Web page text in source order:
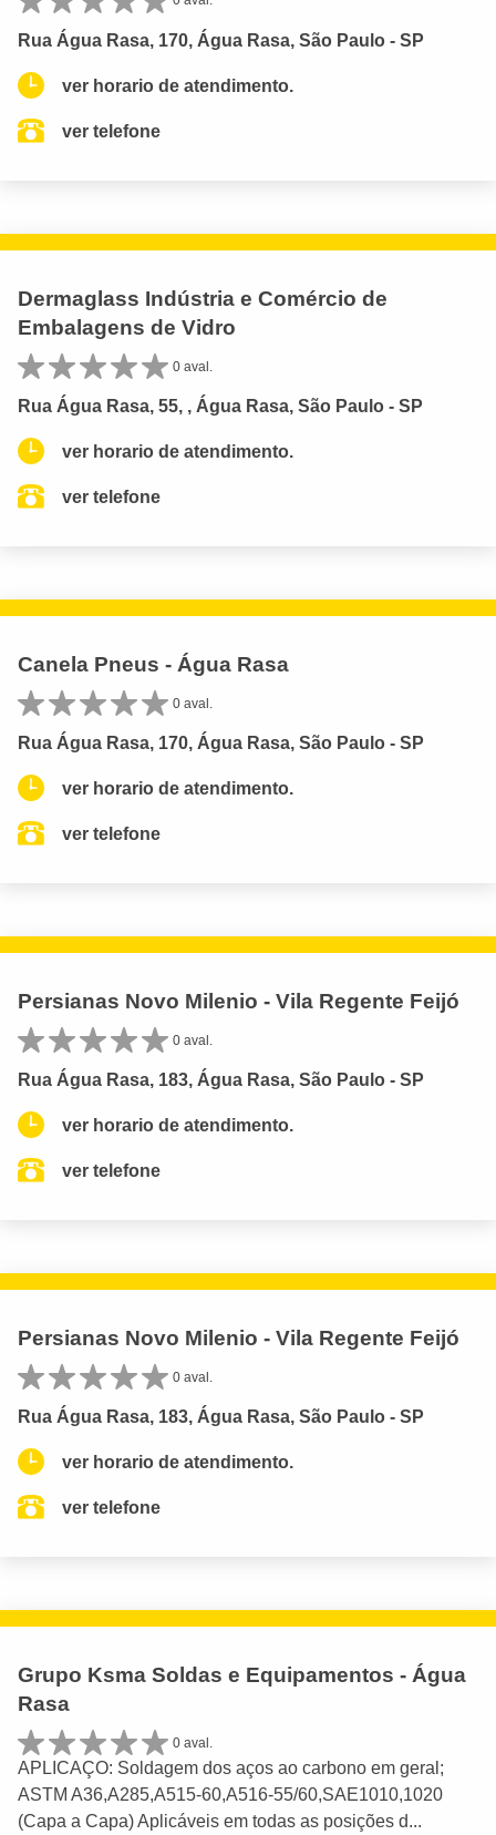
Rua Água Rasa, 170, Água Rasa, São Paulo - SP
ver horario de atendimento.
ver telefone
Dermaglass Indústria e Comércio de
Embalagens de Vidro
0 aval.
Rua Água Rasa, 55, , Água Rasa, São Paulo - SP
ver horario de atendimento.
ver telefone
Canela Pneus - Água Rasa
0 aval.
Rua Água Rasa, 170, Água Rasa, São Paulo - SP
ver horario de atendimento.
ver telefone
Persianas Novo Milenio - Vila Regente Feijó
0 aval.
Rua Água Rasa, 183, Água Rasa, São Paulo - SP
ver horario de atendimento.
ver telefone
Persianas Novo Milenio - Vila Regente Feijó
0 aval.
Rua Água Rasa, 183, Água Rasa, São Paulo - SP
ver horario de atendimento.
ver telefone
Grupo Ksma Soldas e Equipamentos - Água
Rasa
0 aval.
APLICAÇO: Soldagem dos aços ao carbono em geral;
ASTM A36,A285,A515-60,A516-55/60,SAE1010,1020
(Capa a Capa) Aplicáveis em todas as posições d...